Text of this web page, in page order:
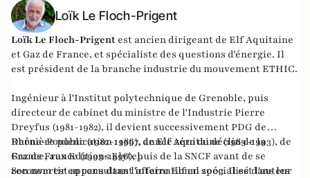
Loïk Le Floch-Prigent
Loïk Le Floch-Prigent est ancien dirigeant de Elf Aquitaine
et Gaz de France, et spécialiste des questions d'énergie. Il
est président de la branche industrie du mouvement ETHIC.
Ingénieur à l'Institut polytechnique de Grenoble, puis
directeur de cabinet du ministre de l'Industrie Pierre
Dreyfus (1981-1982), il devient successivement PDG de
Rhône-Poulenc (1982-1986), de Elf Aquitaine (1989-1993), de
Gaz de France (1993-1996), puis de la SNCF avant de se
reconvertir en consultant international spécialisé dans les
Dernière publication :1997, année zéro du déclin de la
France, aux Editions Elytel.
Son nom est apparu dans l'affaire Elf en 2003. Il est l'auteur